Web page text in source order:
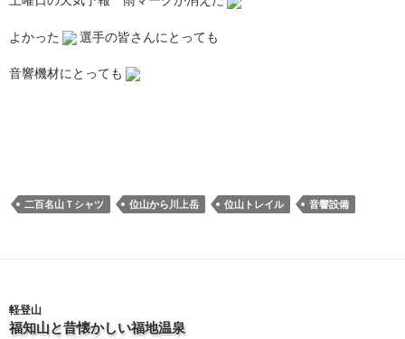
よかった 選手の皆さんにとっても
音響機材にとっても
二百名山Ｔシャツ 位山から川上岳 位山トレイル 音響設備
軽登山
福知山と昔懐かしい福地温泉